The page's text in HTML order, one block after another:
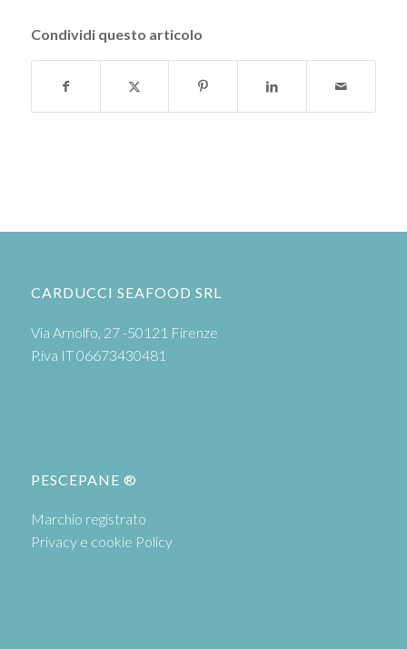
Condividi questo articolo
CARDUCCI SEAFOOD SRL
Via Arnolfo, 27 -50121 Firenze
P.iva IT 06673430481
PESCEPANE ®
Marchio registrato
Privacy e cookie Policy